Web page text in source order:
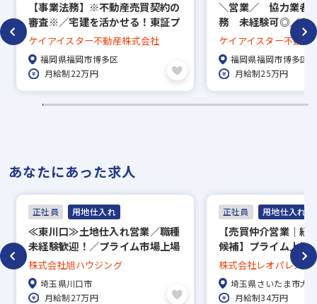
【事業法務】※不動産売買契約の
審査※／宅建を活かせる！東証プ
ライム市場上場企業／年間休日
115日／福利厚生充実◎
ケイアイスター不動産株式会社
福岡県福岡市博多区
月給制22万円
＼営業／ 協力業者
務 未経験可◎／土
休日120日／インセ
ケイアイスター不動産
福岡県福岡市博多区
月給制25万円
あなたにあった求人
正社員 用地仕入れ
≪東川口≫土地仕入れ営業／職種
未経験歓迎！／プライム市場上場
グループ／完全週休2日制／福利
厚生充実／IT積極活用で業務効率
UP
株式会社旭ハウジング
埼玉県川口市
月給制27万円
正社員 用地仕入れ
【売買仲介営業｜経
候補】プライム上場
福利厚生充実した環
株式会社レオパレス21
埼玉県さいたま市大
月給制34万円